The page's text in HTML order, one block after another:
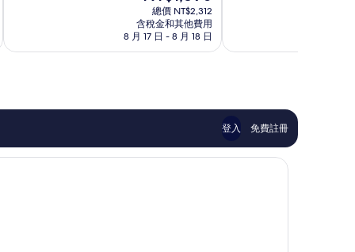
錯
評
在
價
格
為
總價 NT$2,312
含稅金和其他費用
8 月 17 日 - 8 月 18 日
評
登入 免費註冊